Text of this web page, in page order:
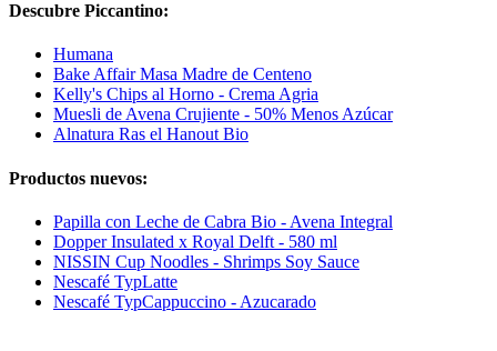
Descubre Piccantino:
Humana
Bake Affair Masa Madre de Centeno
Kelly's Chips al Horno - Crema Agria
Muesli de Avena Crujiente - 50% Menos Azúcar
Alnatura Ras el Hanout Bio
Productos nuevos:
Papilla con Leche de Cabra Bio - Avena Integral
Dopper Insulated x Royal Delft - 580 ml
NISSIN Cup Noodles - Shrimps Soy Sauce
Nescafé TypLatte
Nescafé TypCappuccino - Azucarado